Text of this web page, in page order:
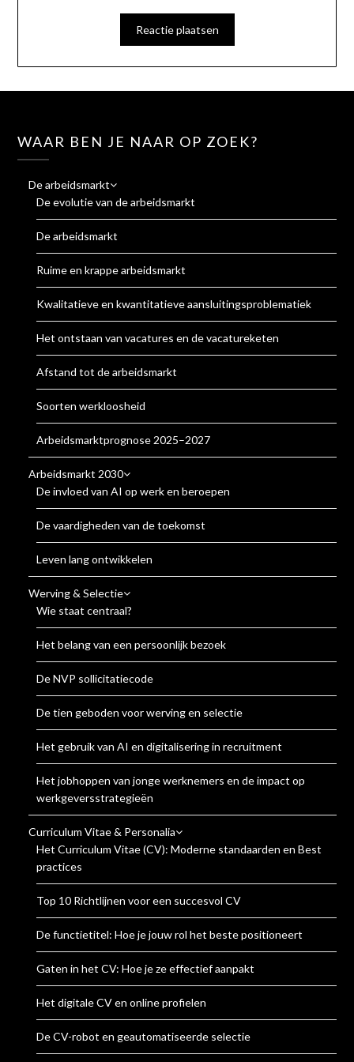
WAAR BEN JE NAAR OP ZOEK?
De arbeidsmarkt
De evolutie van de arbeidsmarkt
De arbeidsmarkt
Ruime en krappe arbeidsmarkt
Kwalitatieve en kwantitatieve aansluitingsproblematiek
Het ontstaan van vacatures en de vacatureketen
Afstand tot de arbeidsmarkt
Soorten werkloosheid
Arbeidsmarktprognose 2025–2027
Arbeidsmarkt 2030
De invloed van AI op werk en beroepen
De vaardigheden van de toekomst
Leven lang ontwikkelen
Werving & Selectie
Wie staat centraal?
Het belang van een persoonlijk bezoek
De NVP sollicitatiecode
De tien geboden voor werving en selectie
Het gebruik van AI en digitalisering in recruitment
Het jobhoppen van jonge werknemers en de impact op
werkgeversstrategieën
Curriculum Vitae & Personalia
Het Curriculum Vitae (CV): Moderne standaarden en Best
practices
Top 10 Richtlijnen voor een succesvol CV
De functietitel: Hoe je jouw rol het beste positioneert
Gaten in het CV: Hoe je ze effectief aanpakt
Het digitale CV en online profielen
De CV-robot en geautomatiseerde selectie